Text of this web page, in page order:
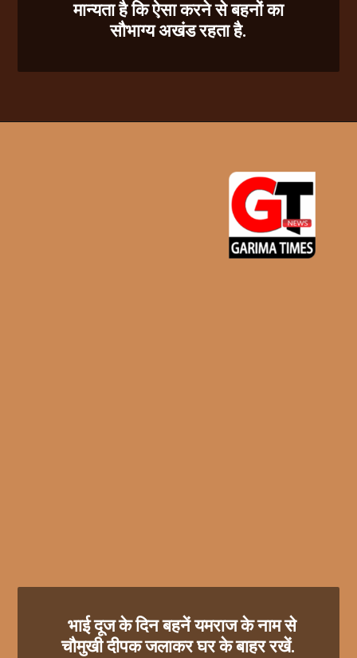
मान्यता है कि ऐसा करने से बहनों का
सौभाग्य अखंड रहता है.
भाई दूज के दिन बहनें यमराज के नाम से
चौमुखी दीपक जलाकर घर के बाहर रखें.